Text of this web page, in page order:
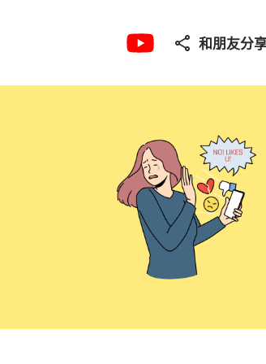
和朋友分